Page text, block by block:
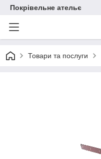
Покрівельне ательє
Товари та послуги